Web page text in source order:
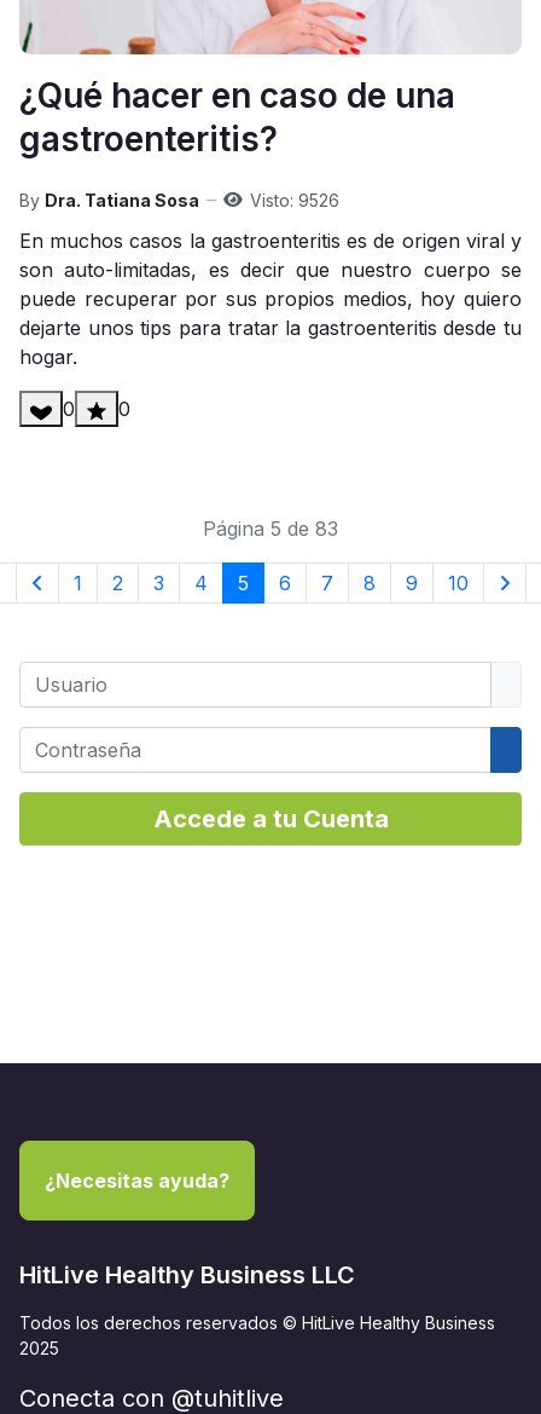
¿Qué hacer en caso de una
gastroenteritis?
By Dra. Tatiana Sosa Visto: 9526
En muchos casos la gastroenteritis es de origen viral y
son auto-limitadas, es decir que nuestro cuerpo se
puede recuperar por sus propios medios, hoy quiero
dejarte unos tips para tratar la gastroenteritis desde tu
hogar.
0 0
Página 5 de 83
1 2 3 4 5 6 7 8 9 10
Usuario
Contraseña
Accede a tu Cuenta
¿Necesitas ayuda?
HitLive Healthy Business LLC
Todos los derechos reservados © HitLive Healthy Business
2025
Conecta con @tuhitlive